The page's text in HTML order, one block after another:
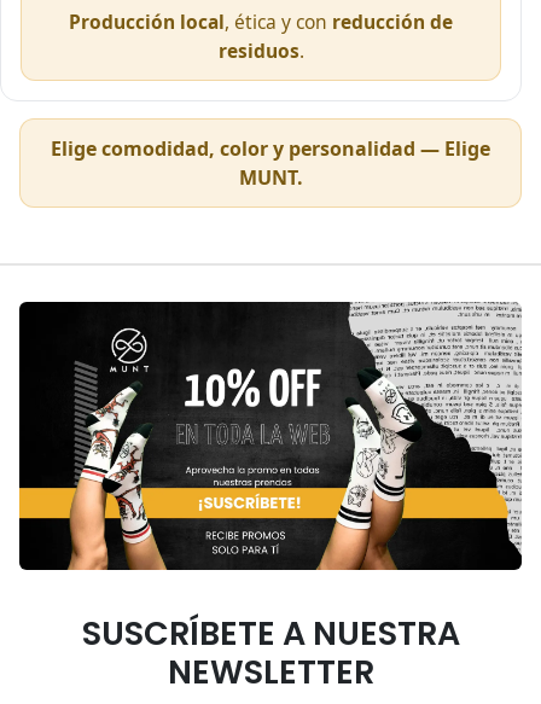
Producción local, ética y con reducción de
residuos.
Elige comodidad, color y personalidad — Elige
MUNT.
SUSCRÍBETE A NUESTRA
NEWSLETTER